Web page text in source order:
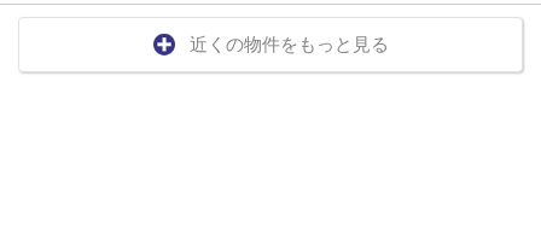
近くの物件をもっと見る